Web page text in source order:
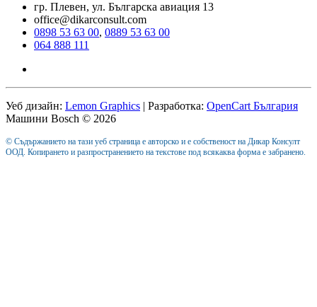
гр. Плевен, ул. Българска авиация 13
office@dikarconsult.com
0898 53 63 00, 0889 53 63 00
064 888 111
Уеб дизайн: Lemon Graphics | Разработка: OpenCart България
Машини Bosch © 2026
© Съдържанието на тази уеб страница е авторско и е собственост на Дикар Консулт
ООД. Копирането и разпространението на текстове под всякаква форма е забранено.